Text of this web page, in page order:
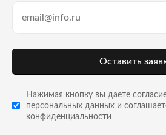
Оставить
Нажимая кнопку вы даете
персональных данных и
конфиденциальности